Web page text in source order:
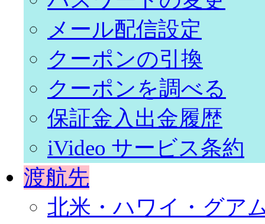
メール配信設定
クーポンの引換
クーポンを調べる
保証金入出金履歴
iVideo サービス条約
渡航先
北米・ハワイ・グア